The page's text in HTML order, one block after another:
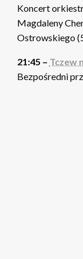
Koncert
Magdaleny
Ostrowskiego
21:45 – Tczew
Bezpośredni